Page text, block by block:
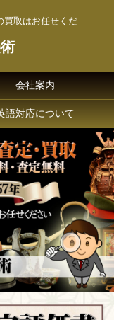
買取はお任せくだ
会社案内
語対応について